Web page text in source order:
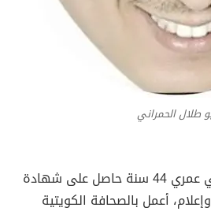
طلال الحمراني
مواطن جنسيتي كويتي عمري 44 سنة حاصل على شهادة
أعمل بالصحافة الكويتية